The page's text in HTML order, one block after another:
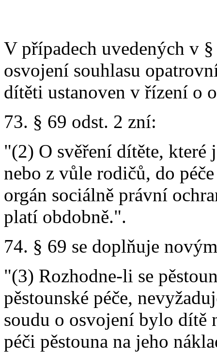
V případech uvedených v
osvojení souhlasu
dítěti ustanoven v řízení o
73. § 69 odst. 2 zní:
"(2) O svěření dítěte, které
nebo z vůle rodičů, do
orgán sociálně právní
platí obdobně.".
74. § 69 se doplňuje
"(3) Rozhodne-li se
pěstounské péče,
soudu o osvojení bylo dítě
péči pěstouna na jeho